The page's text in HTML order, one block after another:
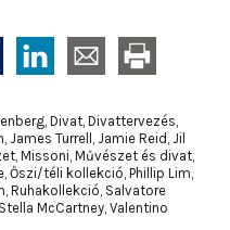
, Divat, Divattervezés,
, James Turrell , Jamie Reid , Jil
, Missoni, Művészet és divat,
, Őszi/téli kollekció, Phillip Lim,
, Ruhakollekció, Salvatore
Stella McCartney, Valentino